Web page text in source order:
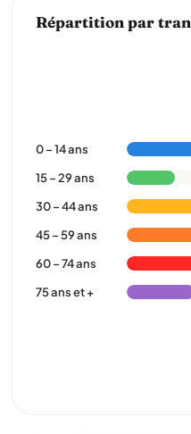
Répartition par
0 – 14 ans
15 – 29 ans
30 – 44 ans
45 – 59 ans
60 – 74 ans
75 ans et +